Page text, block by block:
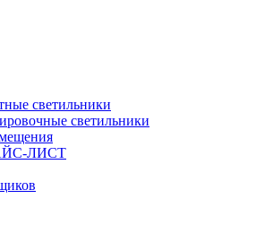
светильники
светильники
ЛИСТ